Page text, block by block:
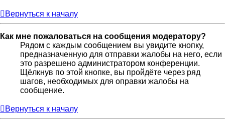
Вернуться к началу
Как мне пожаловаться на сообщения модератору?
Рядом с каждым сообщением вы увидите кнопку,
предназначенную для отправки жалобы на него, если
это разрешено администратором конференции.
Щёлкнув по этой кнопке, вы пройдёте через ряд
шагов, необходимых для оправки жалобы на
сообщение.
Вернуться к началу